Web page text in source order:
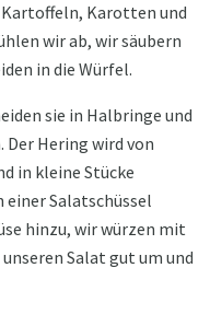
Karotten und
wir ab, wir säubern
in die Würfel.
sie in Halbringe und
Hering wird von
in kleine Stücke
Salatschüssel
hinzu, wir würzen mit
Salat gut um und